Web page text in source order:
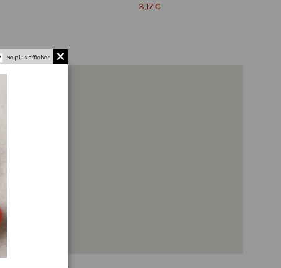
3,17 €
Ne plus afficher